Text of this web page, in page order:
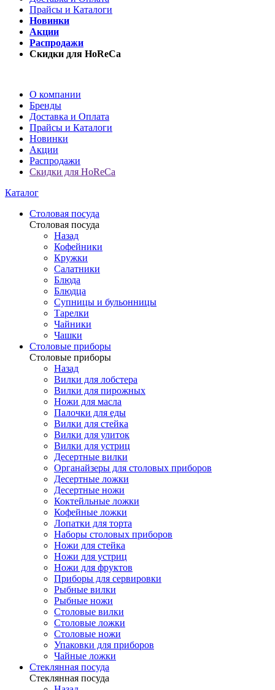
Прайсы и Каталоги
Новинки
Акции
Распродажи
Скидки для HoReCa
О компании
Бренды
Доставка и Оплата
Прайсы и Каталоги
Новинки
Акции
Распродажи
Скидки для HoReCa
Каталог
Столовая посуда
Столовая посуда
Назад
Кофейники
Кружки
Салатники
Блюда
Блюдца
Супницы и бульонницы
Тарелки
Чайники
Чашки
Cтоловые приборы
Cтоловые приборы
Назад
Вилки для лобстера
Вилки для пирожных
Ножи для масла
Палочки для еды
Вилки для стейка
Вилки для улиток
Вилки для устриц
Десертные вилки
Органайзеры для столовых приборов
Десертные ложки
Десертные ножи
Коктейльные ложки
Кофейные ложки
Лопатки для торта
Наборы столовых приборов
Ножи для стейка
Ножи для устриц
Ножи для фруктов
Приборы для сервировки
Рыбные вилки
Рыбные ножи
Столовые вилки
Столовые ложки
Столовые ножи
Упаковки для приборов
Чайные ложки
Стеклянная посуда
Стеклянная посуда